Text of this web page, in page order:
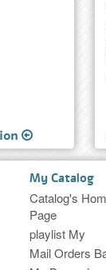
My Catalog
Catalog's
Page
playlist My
Mail Orders